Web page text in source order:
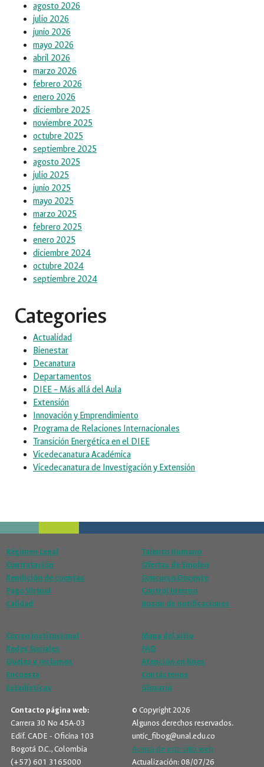
agosto 2026
julio 2026
junio 2026
mayo 2026
abril 2026
marzo 2026
febrero 2026
enero 2026
diciembre 2025
noviembre 2025
octubre 2025
septiembre 2025
agosto 2025
julio 2025
junio 2025
mayo 2025
marzo 2025
febrero 2025
enero 2025
diciembre 2024
octubre 2024
septiembre 2024
Categories
Actualidad
Bienestar
Decanatura
Departamentos
DIEE – Más allá del Aula
Extensión
Innovación y Emprendimiento
Programa de Relaciones Internacionales
Transición Energética en el DIEE
Vicedecanatura Académica
Vicedecanatura de Investigación y Extensión
Régimen Legal
Contratación
Rendición de cuentas
Pago Virtual
Calidad
Talento Humano
Ofertas de Empleo
Concurso Docente
Control Interno
Buzón de notificaciones
Correo institucional
Redes Sociales
Quejas y reclamos
Encuesta
Estadísticas
Mapa del sitio
FAQ
Atención en línea
Contáctenos
Glosario
Contacto página web:
Carrera 30 No 45A-03
Edif. CADE - Oficina 103
Bogotá D.C., Colombia
(+57) 601 3165000
© Copyright 2026
Algunos derechos reservados.
untic_fibog@unal.edu.co
Acerca de este sitio web
Actualización: 08/07/26